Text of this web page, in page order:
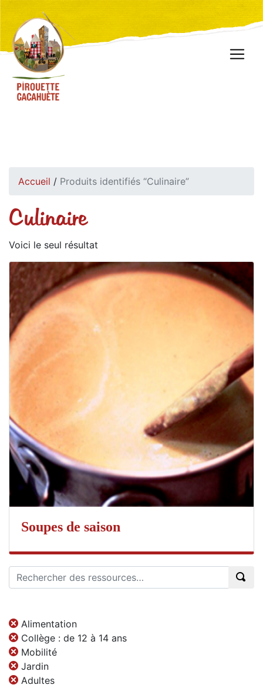
Accueil / Produits identifiés “Culinaire”
Culinaire
Voici le seul résultat
Soupes de saison
Alimentation
Collège : de 12 à 14 ans
Mobilité
Jardin
Adultes